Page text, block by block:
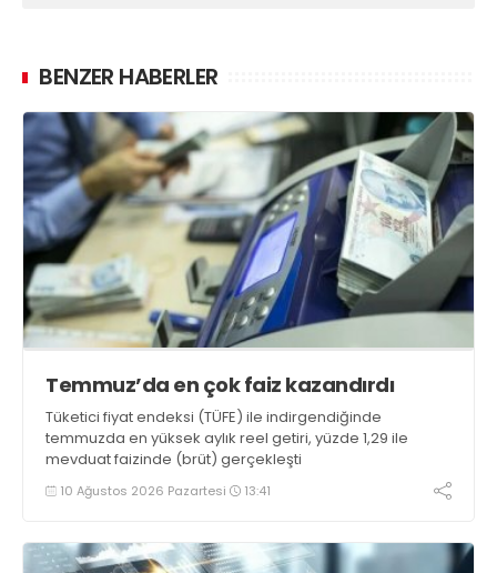
BENZER HABERLER
Temmuz’da en çok faiz kazandırdı
Tüketici fiyat endeksi (TÜFE) ile indirgendiğinde
temmuzda en yüksek aylık reel getiri, yüzde 1,29 ile
mevduat faizinde (brüt) gerçekleşti
10 Ağustos 2026 Pazartesi 13:41